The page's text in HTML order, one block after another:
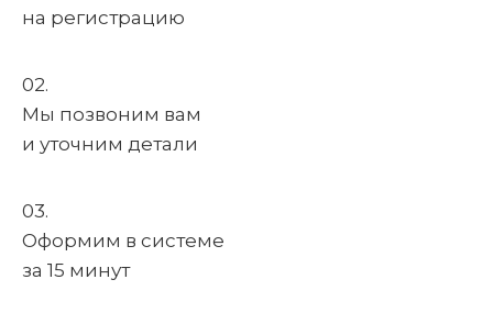
на регистрацию
02.
Мы позвоним вам
и уточним детали
03.
Оформим в системе
за 15 минут